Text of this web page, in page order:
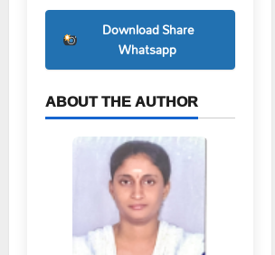
Download Share
Whatsapp
ABOUT THE AUTHOR